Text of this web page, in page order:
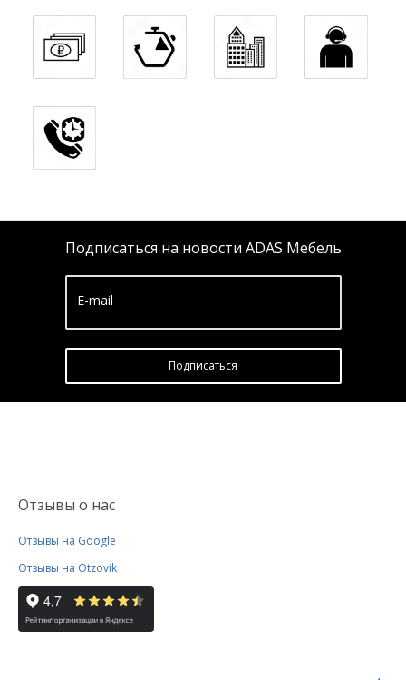
Подписаться на новости ADAS Мебель
E-mail
Подписатьcя
Отзывы о нас
Отзывы на Google
Отзывы на Otzovik